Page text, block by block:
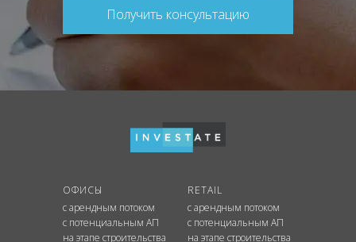
Получить консультацию
ОФИСЫ
с арендным потоком
с потенциальным АП
на этапе строительства
RETAIL
с арендным потоком
с потенциальным АП
на этапе строительства